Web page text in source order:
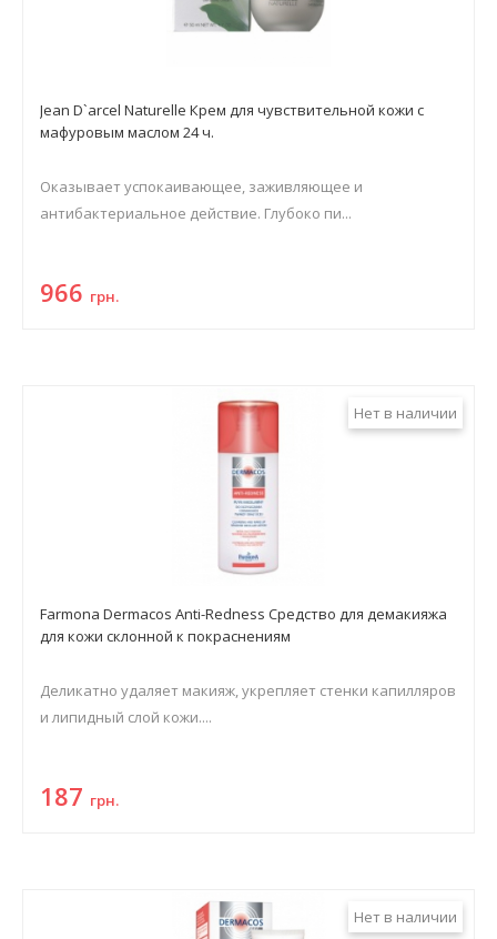
Jean D`arcel Naturelle Крем для чувствительной кожи с
мафуровым маслом 24 ч.
Оказывает успокаивающее, заживляющее и
антибактериальное действие. Глубоко пи...
966 грн.
Нет в наличии
Farmona Dermacos Anti-Redness Средство для демакияжа
для кожи склонной к покраснениям
Деликатно удаляет макияж, укрепляет стенки капилляров
и липидный слой кожи....
187 грн.
Нет в наличии